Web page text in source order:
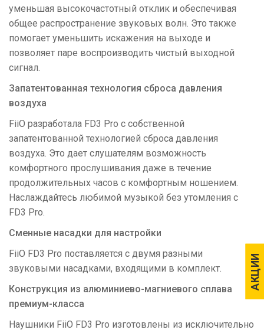
АКЦИИ
АКЦИИ
уменьшая высокочастотный отклик и обеспечивая
общее распространение звуковых волн. Это также
помогает уменьшить искажения на выходе и
позволяет паре воспроизводить чистый выходной
сигнал.
Запатентованная технология сброса давления
воздуха
FiiO разработала FD3 Pro с собственной
запатентованной технологией сброса давления
воздуха. Это дает слушателям возможность
комфортного прослушивания даже в течение
продолжительных часов с комфортным ношением.
Наслаждайтесь любимой музыкой без утомления с
FD3 Pro.
Сменные насадки для настройки
FiiO FD3 Pro поставляется с двумя разными
звуковыми насадками, входящими в комплект.
Конструкция из алюминиево-магниевого сплава
премиум-класса
Наушники FiiO FD3 Pro изготовлены из исключительно